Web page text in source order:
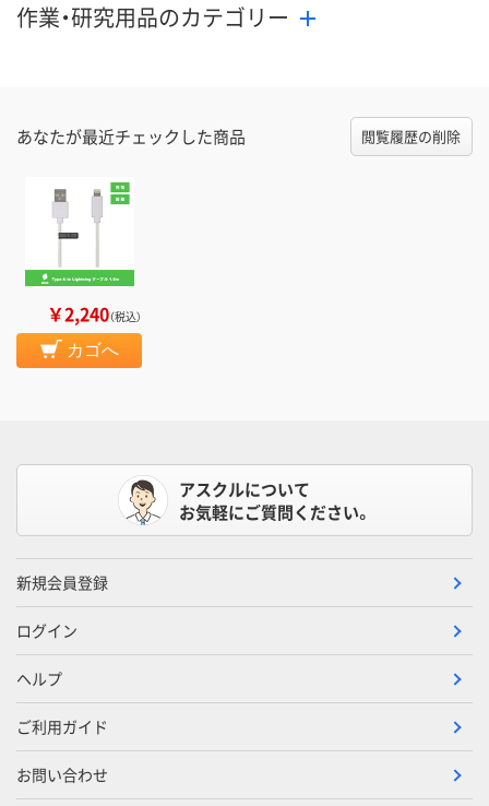
作業・研究用品のカテゴリー
あなたが最近チェックした商品 閲覧履歴の削除
￥2,240（税込）
カゴへ
アスクルについて
お気軽にご質問ください。
新規会員登録
ログイン
ヘルプ
ご利用ガイド
お問い合わせ